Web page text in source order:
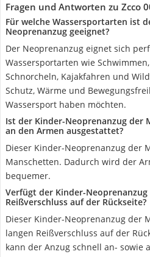
Fragen und Antworten zu Zcco
Für welche Wassersportarten ist
Neoprenanzug geeignet?
Der Neoprenanzug eignet sich
Wassersportarten wie
Schnorcheln, Kajakfahren und
Schutz, Wärme und
Wassersport haben möchten.
Ist der Kinder-Neoprenanzug der
an den Armen ausgestattet?
Dieser Kinder-Neoprenanzug der
Manschetten. Dadurch wird der
bequemer.
Verfügt der Kinder-
Reißverschluss auf der Rückseite?
Dieser Kinder-Neoprenanzug der
langen Reißverschluss auf der
kann der Anzug schnell an- sowie